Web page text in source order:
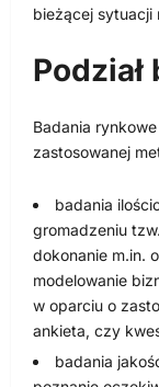
bieżącej sytuacji
Badania
zastosowanej
badania
gromadzeniu
dokonanie m.in.
modelowanie
w oparciu o
ankieta, czy
badania